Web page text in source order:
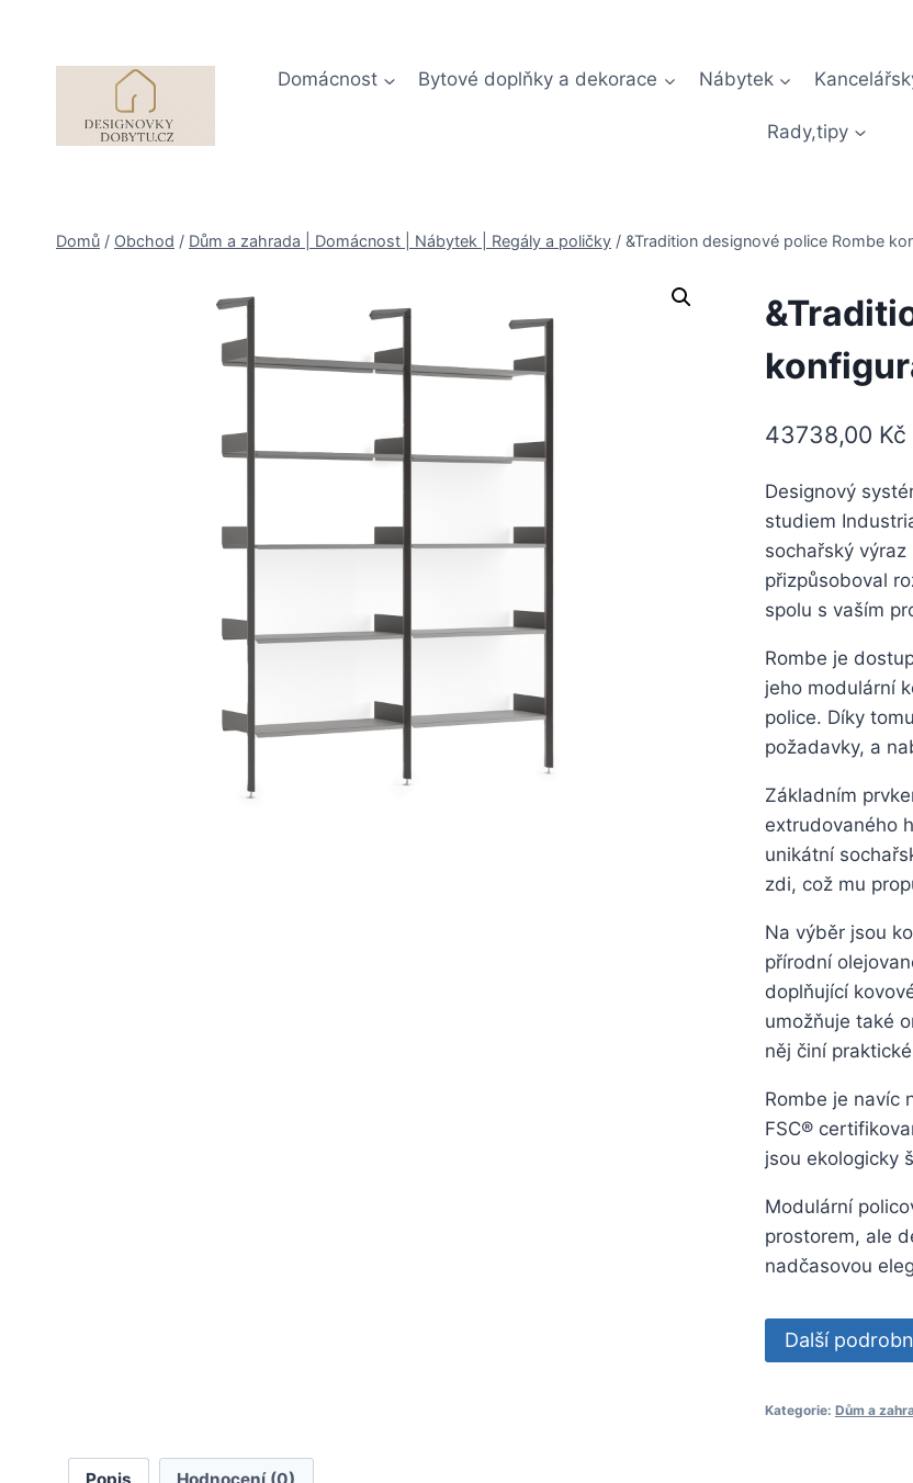
Domácnost Bytové doplňky a dekorace Nábytek
Rady,tipy
Domů / Obchod / Dům a zahrada | Domácnost | Nábytek | Regály a poličky / &Tradition designové police Rombe
43738,00 Kč
Designový
studiem
sochařský
přizpůsoboval
spolu s vaším
Rombe je
jeho modulární
police. Díky
požadavky, a
Základním
extrudovaného
unikátní
zdi, což mu
Na výběr jsou
přírodní
doplňující
umožňuje také
něj činí
Rombe je navíc
FSC®
jsou ekologicky
Modulární
prostorem, ale
nadčasovou
Další
Kategorie: Dům a